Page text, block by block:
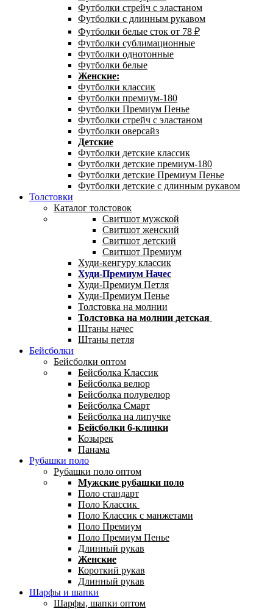
Футболки стрейч с эластаном
Футболки с длинным рукавом
Футболки белые сток от 78 ₽
Футболки сублимационные
Футболки однотонные
Футболки белые
Женские:
Футболки классик
Футболки премиум-180
Футболки Премиум Пенье
Футболки стрейч с эластаном
Футболки оверсайз
Детские
Футболки детские классик
Футболки детские премиум-180
Футболки детские Премиум Пенье
Футболки детские с длинным рукавом
Толстовки
Каталог толстовок
Свитшот мужской
Свитшот женский
Свитшот детский
Свитшот Премиум
Худи-кенгуру классик
Худи-Премиум Начес
Худи-Премиум Петля
Худи-Премиум Пенье
Толстовка на молнии
Толстовка на молнии детская
Штаны начес
Штаны петля
Бейсболки
Бейсболки оптом
Бейсболка Классик
Бейсболка велюр
Бейсболка полувелюр
Бейсболка Смарт
Бейсболка на липучке
Бейсболки 6-клинки
Козырек
Панама
Рубашки поло
Рубашки поло оптом
Мужские рубашки поло
Поло стандарт
Поло Классик
Поло Классик с манжетами
Поло Премиум
Поло Премиум Пенье
Длинный рукав
Женские
Короткий рукав
Длинный рукав
Шарфы и шапки
Шарфы, шапки оптом